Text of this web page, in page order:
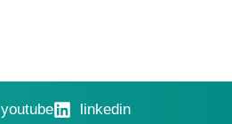
youtube linkedin